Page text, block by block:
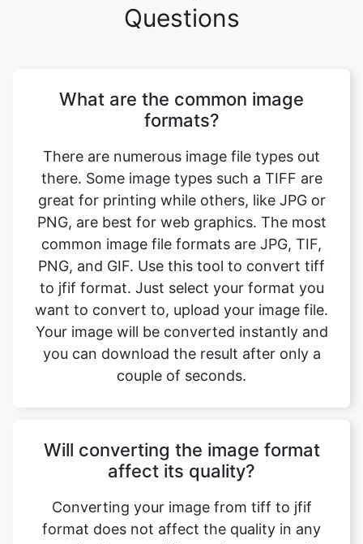
What are the common image
there. Some image types such a TIFF are
great for printing while others, like JPG or
PNG, are best for web graphics. The most
common image file formats are JPG, TIF,
PNG, and GIF. Use this tool to convert tiff
to jfif format. Just select your format you
want to convert to, upload your image file.
Your image will be converted instantly and
you can download the result after only a
couple of seconds.
Will converting the image format
format does not affect the quality in any
way. The fromat will have the same quality
as it did in the original file. Convert your
images with perfect quality, size, and